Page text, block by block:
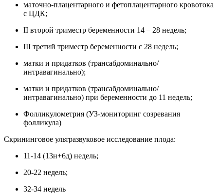
маточно-плацентарного и фетоплацентарного кровотока
с ЦДК;
II второй триместр беременности 14 – 28 недель;
III третий триместр беременности с 28 недель;
матки и придатков (трансабдоминально/
интравагинально);
матки и придатков (трансабдоминально/
интравагинально) при беременности до 11 недель;
Фолликулометрия (УЗ-мониторинг созревания
фолликула)
Скрининговое ультразвуковое исследование плода:
11-14 (13н+6д) недель;
20-22 недель;
32-34 недель